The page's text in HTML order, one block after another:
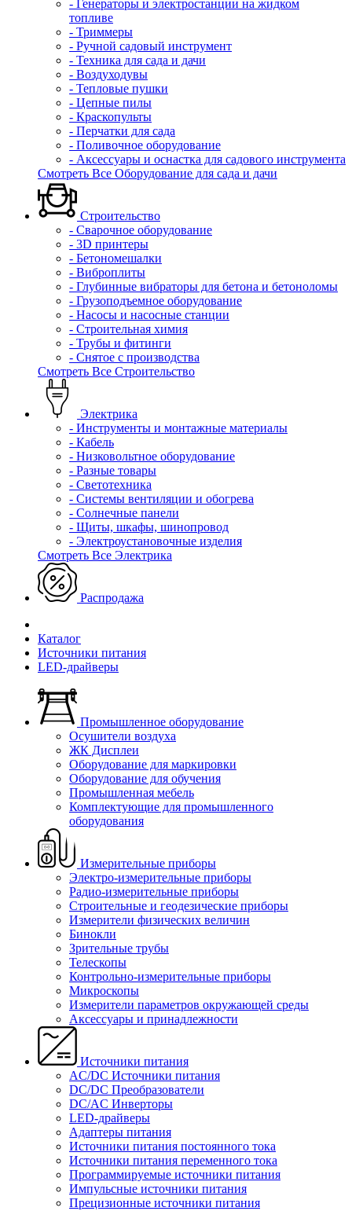
- Генераторы и электростанции на жидком
топливе
- Триммеры
- Ручной садовый инструмент
- Техника для сада и дачи
- Воздуходувы
- Тепловые пушки
- Цепные пилы
- Краскопульты
- Перчатки для сада
- Поливочное оборудование
- Аксессуары и оснастка для садового инструмента
Смотреть Все Оборудование для сада и дачи
Строительство
- Сварочное оборудование
- 3D принтеры
- Бетономешалки
- Виброплиты
- Глубинные вибраторы для бетона и бетоноломы
- Грузоподъемное оборудование
- Насосы и насосные станции
- Строительная химия
- Трубы и фитинги
- Снятое с производства
Смотреть Все Строительство
Электрика
- Инструменты и монтажные материалы
- Кабель
- Низковольтное оборудование
- Разные товары
- Светотехника
- Системы вентиляции и обогрева
- Солнечные панели
- Щиты, шкафы, шинопровод
- Электроустановочные изделия
Смотреть Все Электрика
Распродажа
Каталог
Источники питания
LED-драйверы
Промышленное оборудование
Осушители воздуха
ЖК Дисплеи
Оборудование для маркировки
Оборудование для обучения
Промышленная мебель
Комплектующие для промышленного
оборудования
Измерительные приборы
Электро-измерительные приборы
Радио-измерительные приборы
Строительные и геодезические приборы
Измерители физических величин
Бинокли
Зрительные трубы
Телескопы
Контрольно-измерительные приборы
Микроскопы
Измерители параметров окружающей среды
Аксессуары и принадлежности
Источники питания
AC/DC Источники питания
DC/DC Преобразователи
DC/AC Инверторы
LED-драйверы
Адаптеры питания
Источники питания постоянного тока
Источники питания переменного тока
Программируемые источники питания
Импульсные источники питания
Прецизионные источники питания